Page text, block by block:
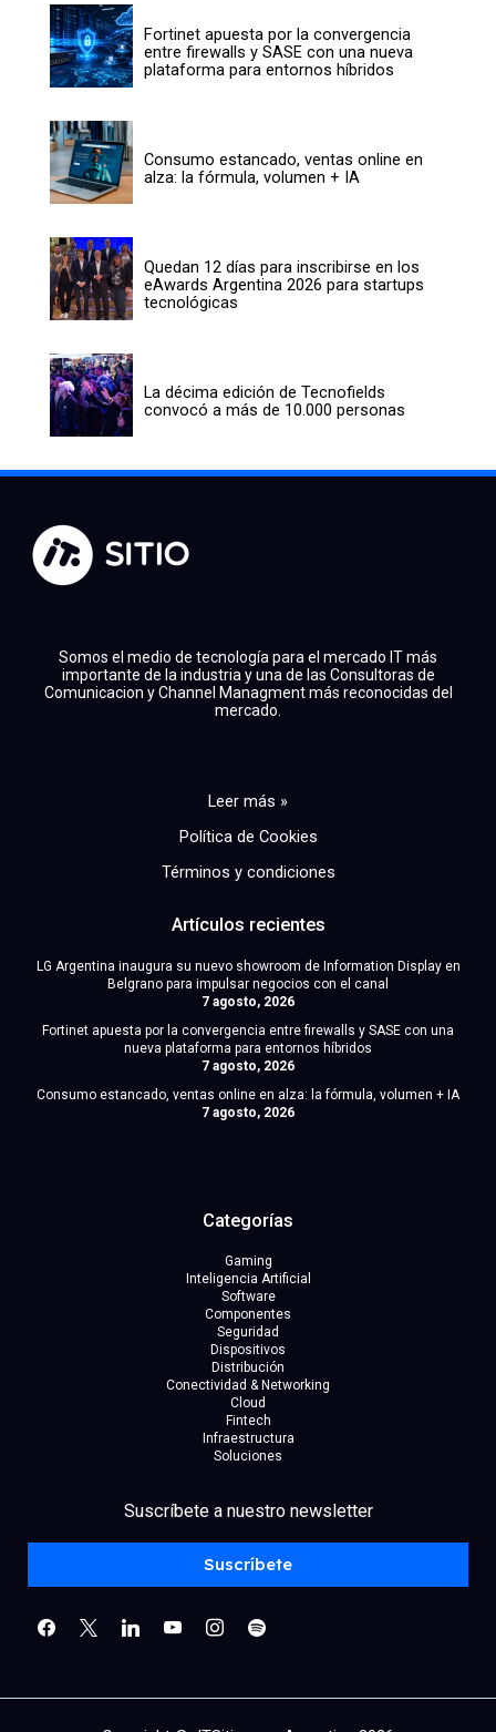
Fortinet apuesta por la convergencia
entre firewalls y SASE con una nueva
plataforma para entornos híbridos
Consumo estancado, ventas online en
alza: la fórmula, volumen + IA
Quedan 12 días para inscribirse en los
eAwards Argentina 2026 para startups
tecnológicas
La décima edición de Tecnofields
convocó a más de 10.000 personas
Somos el medio de tecnología para el mercado IT más
importante de la industria y una de las Consultoras de
Comunicacion y Channel Managment más reconocidas del
mercado.
Leer más »
Política de Cookies
Términos y condiciones
Artículos recientes
LG Argentina inaugura su nuevo showroom de Information Display en
Belgrano para impulsar negocios con el canal
7 agosto, 2026
Fortinet apuesta por la convergencia entre firewalls y SASE con una
nueva plataforma para entornos híbridos
7 agosto, 2026
Consumo estancado, ventas online en alza: la fórmula, volumen + IA
7 agosto, 2026
Categorías
Gaming
Inteligencia Artificial
Software
Componentes
Seguridad
Dispositivos
Distribución
Conectividad & Networking
Cloud
Fintech
Infraestructura
Soluciones
Suscríbete a nuestro newsletter
Suscríbete
linkedinyoutubeinstagram
spotify